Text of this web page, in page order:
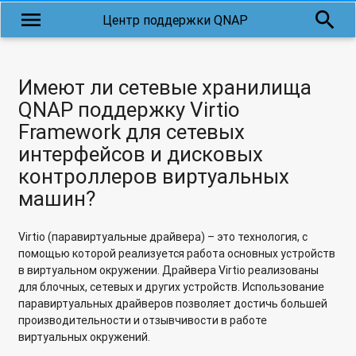
menu
[QTS 4.3] Как обновить микропрограмму в сетевом
накопителе из веб-интерфейса?
сетевое хранилище Qnap
Transmit: доступ к структуре файлов и каталогов QNAP по
протоколу SFTP с компьютера под управлением Mac OS X
Qfile: Воспроизведение файлов со звуковыми дорожками в
формате DTS и AC3
Как изменить или сбросить пароль администратора
Каким образом выполнить копию базы данных сайта,
размещенного на сетевом хранилище QNAP?
Как импортировать образ виртуальной машины VirtualBox
в Virtualization Station?
Центр поддержки QNAP search
Имеют ли сетевые хранилища
QNAP поддержку Virtio
Framework для сетевых
интерфейсов и дисковых
контроллеров виртуальных
машин?
Virtio (паравиртуальные драйвера) – это технология, с
помощью которой реализуется работа основных устройств
в виртуальном окружении. Драйвера Virtio реализованы
для блочных, сетевых и других устройств. Использование
паравиртуальных драйверов позволяет достичь большей
производительности и отзывчивости в работе
виртуальных окружений.